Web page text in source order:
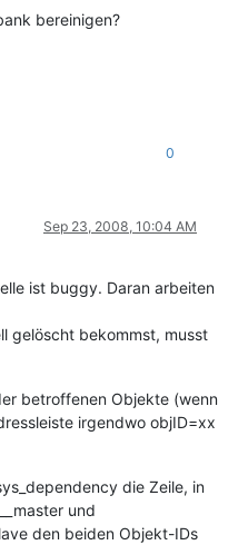
bereinigen?
0
Sep 23, 2008, 10:04 AM
ist buggy. Daran arbeiten
gelöscht bekommst, musst
betroffenen Objekte (wenn
irgendwo objID=xx
die Zeile, in
und
den beiden Objekt-IDs